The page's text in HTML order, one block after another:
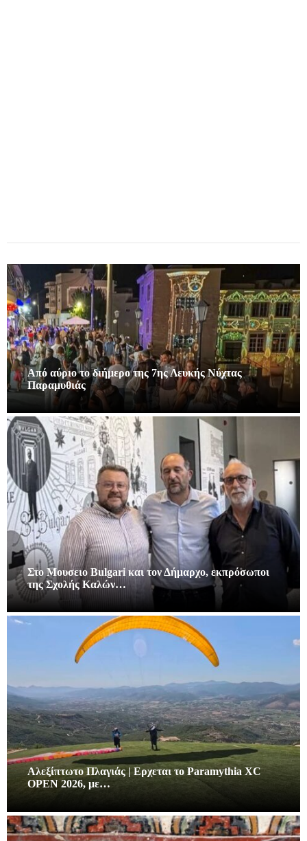
Από αύριο το διήμερο της 7ης Λευκής Νύχτας
Παραμυθιάς
Στο Μουσειο Bulgari και τον Δήμαρχο, εκπρόσωποι
της Σχολής Καλών…
Αλεξίπτωτο Πλαγιάς | Ερχεται το Paramythia XC
OPEN 2026, με…